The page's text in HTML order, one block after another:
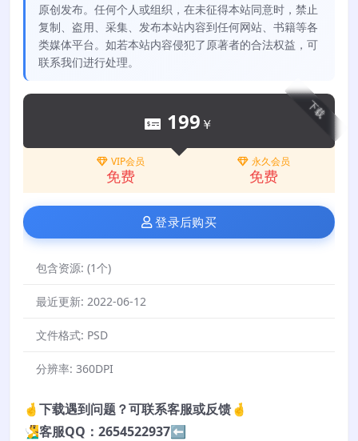
原创发布。任何个人或组织，在未征得本站同意时，禁止
复制、盗用、采集、发布本站内容到任何网站、书籍等各
类媒体平台。如若本站内容侵犯了原著者的合法权益，可
联系我们进行处理。
下载
199 ￥
VIP会员
免费
永久会员
免费
登录后购买
包含资源: (1个)
最近更新: 2022-06-12
文件格式: PSD
分辨率: 360DPI
🤞下载遇到问题？可联系客服或反馈🤞
🧏‍♂️客服QQ：2654522937⬅️